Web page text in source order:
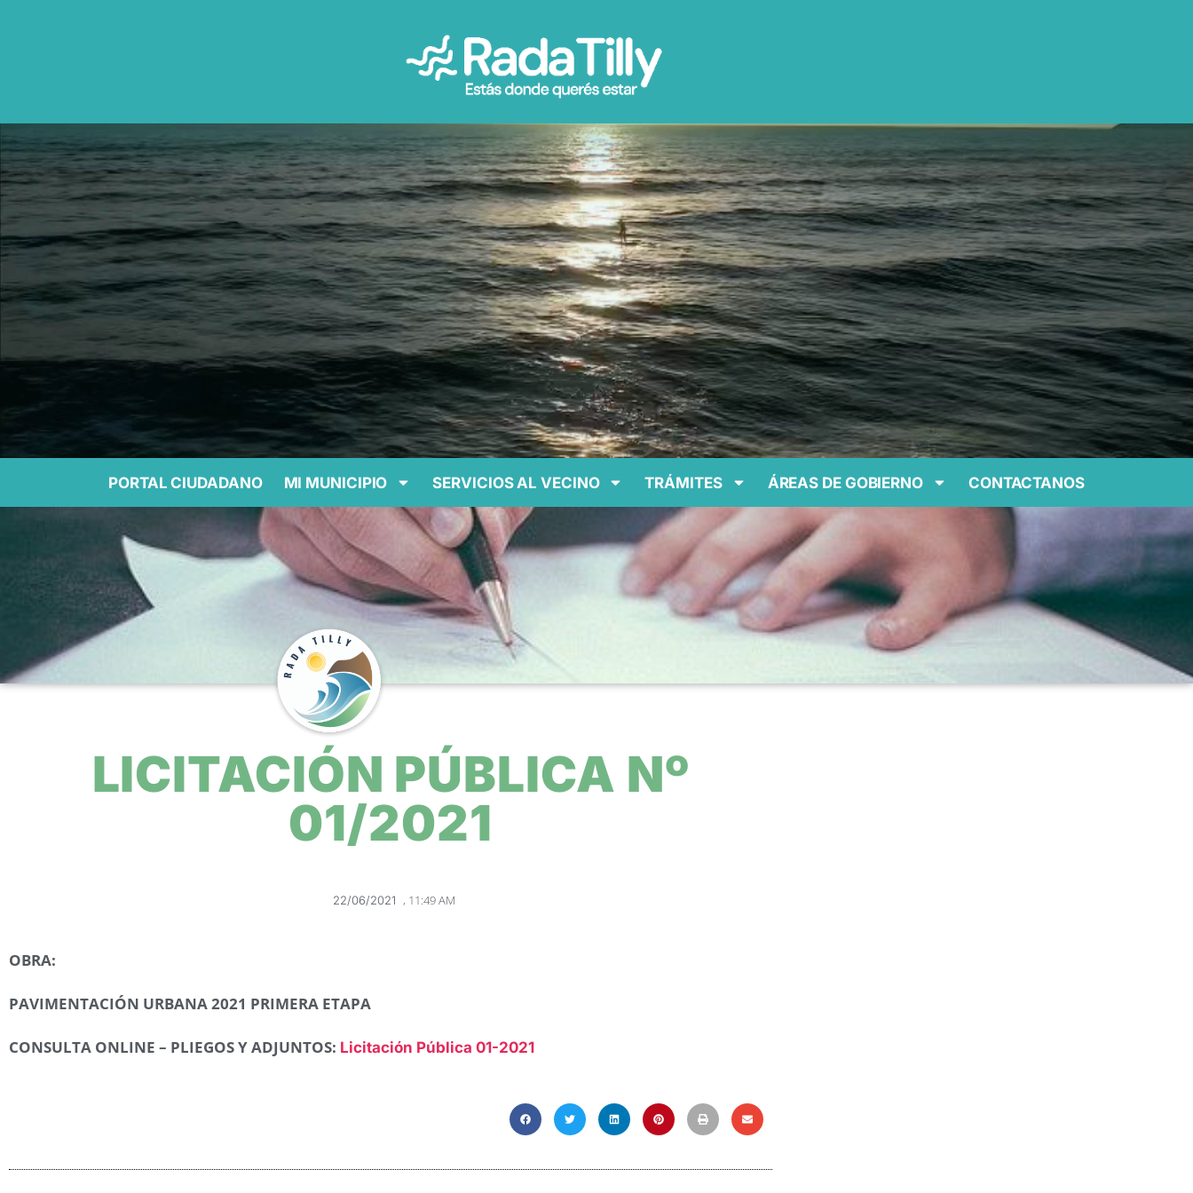
PORTAL CIUDADANO MI MUNICIPIO SERVICIOS AL VECINO TRÁMITES ÁREAS DE GOBIERNO CONTACTANOS
LICITACIÓN PÚBLICA Nº
01/2021
22/06/2021 , 11:49 AM
OBRA:
PAVIMENTACIÓN URBANA 2021 PRIMERA ETAPA
CONSULTA ONLINE – PLIEGOS Y ADJUNTOS: Licitación Pública 01-2021